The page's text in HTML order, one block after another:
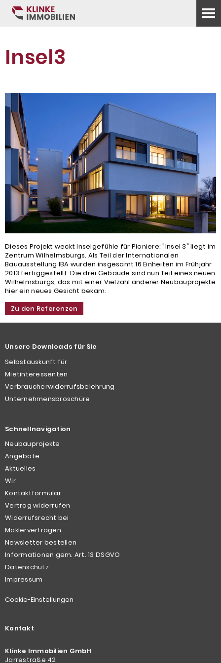
Insel3
Dieses Projekt weckt Inselgefühle für Pioniere: "Insel 3" liegt im
Zentrum Wilhelmsburgs. Als Teil der Internationalen
Bauausstellung IBA wurden insgesamt 16 Einheiten im Frühjahr
2013 fertiggestellt. Die drei Gebäude sind nun Teil eines neuen
Wilhelmsburgs, das mit einer Vielzahl anderer Neubauprojekte
hier ein neues Gesicht bekam.
Zu den Referenzen
Unsere Downloads für Sie
Selbstauskunft für
Mietinteressenten
Verbraucherwiderrufsbelehrung
Unternehmensbroschüre
Schnellnavigation
Neubauprojekte
Angebote
Aktuelles
Wir
Kontaktformular
Vertrag widerrufen
Widerrufsrecht bei
Maklerverträgen
Newsletter bestellen
Informationen gem. Art. 13 DSGVO
Datenschutz
Impressum
Cookie-Einstellungen
Kontakt
Klinke Immobilien GmbH
Jarrestraße 42